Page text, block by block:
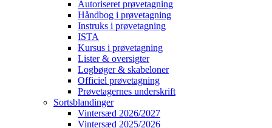
Autoriseret prøvetagning
Håndbog i prøvetagning
Instruks i prøvetagning
ISTA
Kursus i prøvetagning
Lister & oversigter
Logbøger & skabeloner
Officiel prøvetagning
Prøvetagernes underskrift
Sortsblandinger
Vintersæd 2026/2027
Vintersæd 2025/2026